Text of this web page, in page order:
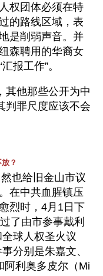
权团体必须在特
的路线区域，表
是削弱声音。并
森聘用的华裔女
报工作”。
其他那些公开为中
判罪尺度应该不会
？
也给旧金山市议
在中共血腥镇压
烈时，4月1日下
了由市参事戴利
球人权圣火议
分别是朱嘉文、
阿利奥多皮尔（Mi